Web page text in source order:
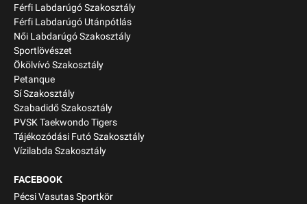
Férfi Labdarúgó Szakosztály
Férfi Labdarúgó Utánpótlás
Női Labdarúgó Szakosztály
Sportlövészet
Ökölvívó Szakosztály
Petanque
Sí Szakosztály
Szabadidő Szakosztály
PVSK Taekwondo Tigers
Tájékozódási Futó Szakosztály
Vízilabda Szakosztály
FACEBOOK
Pécsi Vasutas Sportkör